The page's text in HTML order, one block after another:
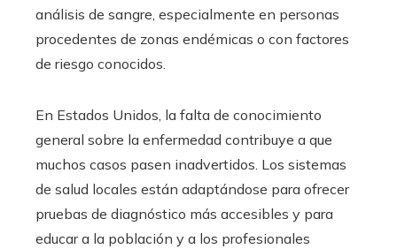
análisis de sangre, especialmente en personas
procedentes de zonas endémicas o con factores
de riesgo conocidos.
En Estados Unidos, la falta de conocimiento
general sobre la enfermedad contribuye a que
muchos casos pasen inadvertidos. Los sistemas
de salud locales están adaptándose para ofrecer
pruebas de diagnóstico más accesibles y para
educar a la población y a los profesionales